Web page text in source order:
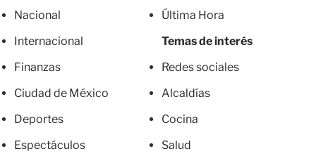
Nacional
Internacional
Finanzas
Ciudad de México
Deportes
Espectáculos
Última Hora
Temas de interés
Redes sociales
Alcaldías
Cocina
Salud